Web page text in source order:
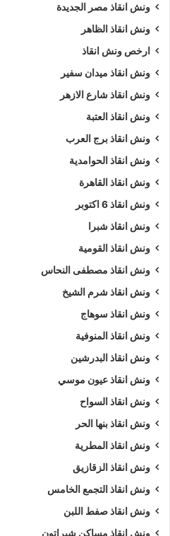
ونش انقاذ مصر الجديدة
ونش انقاذ الظاهر
ارخص ونش انقاذ
ونش انقاذ ميدان سفير
ونش انقاذ شارع الازهر
ونش انقاذ العتبة
ونش انقاذ برج العرب
ونش انقاذ الحوامدية
ونش انقاذ القاهرة
ونش انقاذ 6 اكتوبر
ونش انقاذ شبرا
ونش انقاذ القومية
ونش انقاذ مصطفى النحاس
ونش انقاذ شرم الشيخ
ونش انقاذ سوهاج
ونش انقاذ المنوفية
ونش انقاذ البدرشين
ونش انقاذ عيون موسي
ونش انقاذ السواح
ونش انقاذ بنها الحر
ونش انقاذ المطرية
ونش انقاذ الزقازيق
ونش انقاذ التجمع الخامس
ونش انقاذ صفط اللبن
ونش انقاذ مساكن شيراتون